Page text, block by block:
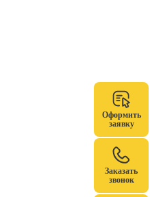
Оформить
заявку
Заказать
звонок